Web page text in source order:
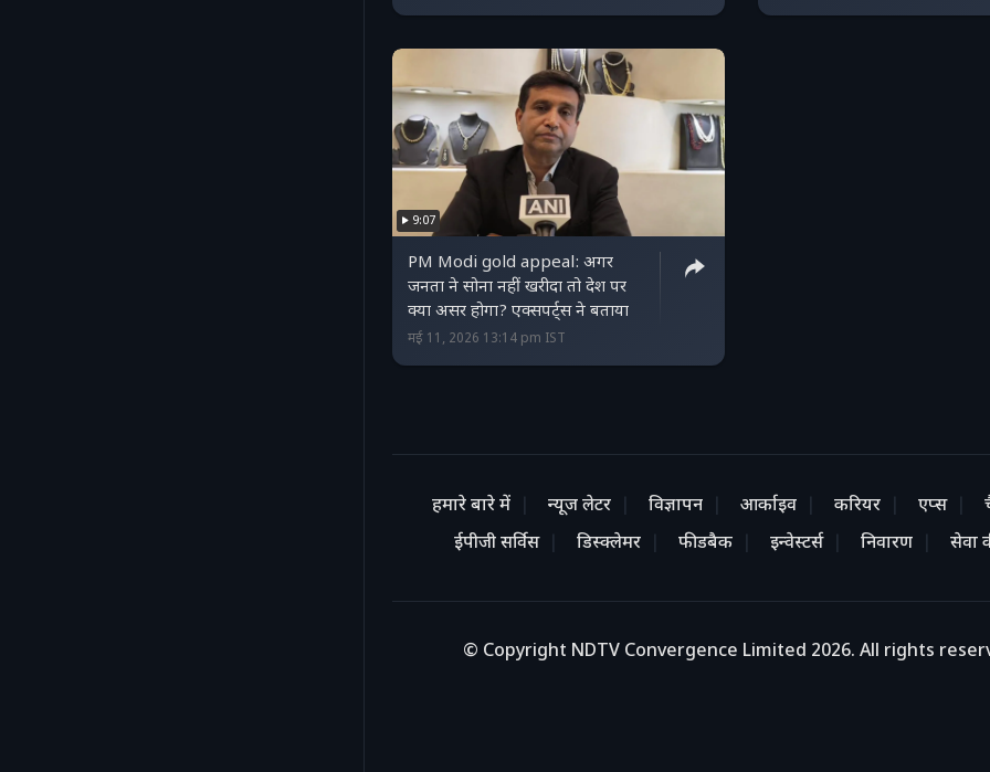
9:07
PM Modi gold appeal: अगर
जनता ने सोना नहीं खरीदा तो देश पर
क्या असर होगा? एक्सपर्ट्स ने बताया
मई 11, 2026 13:14 pm IST
हमारे बारे में न्यूज लेटर विज्ञापन आर्काइव करियर एप्स
ईपीजी सर्विस
डिस्क्लेमर फीडबैक इन्वेस्टर्स निवारण सेवा
© Copyright NDTV Convergence Limited 2026. All rights